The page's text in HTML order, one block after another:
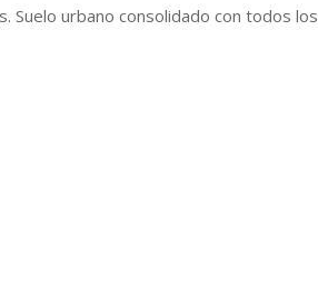
Suelo urbano consolidado con todos los